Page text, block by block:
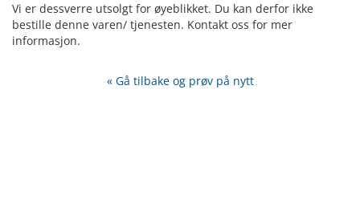
Vi er dessverre utsolgt for øyeblikket. Du kan derfor ikke
bestille denne varen/ tjenesten. Kontakt oss for mer
informasjon.
« Gå tilbake og prøv på nytt